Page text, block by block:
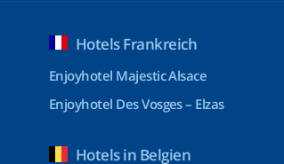
Hotels Frankreich
Enjoyhotel Majestic Alsace
Enjoyhotel Des Vosges – Elzas
Hotels in Belgien